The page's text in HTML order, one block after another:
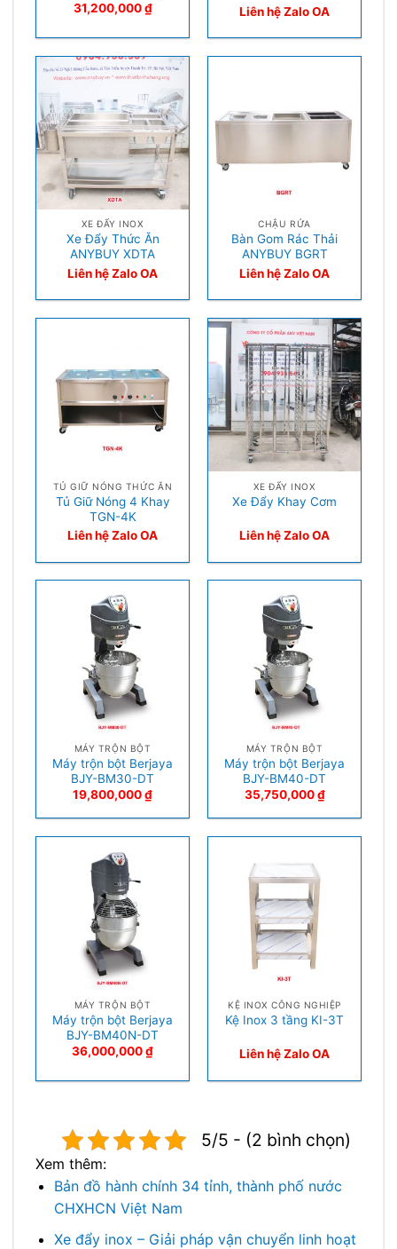
31,200,000₫ Liên hệ Zalo OA
XE ĐẨY INOX
Xe Đẩy Thức Ăn
ANYBUY XDTA
Liên hệ Zalo OA
CHẬU RỬA
Bàn Gom Rác Thải
ANYBUY BGRT
Liên hệ Zalo OA
TỦ GIỮ NÓNG THỨC ĂN
Tủ Giữ Nóng 4 Khay
TGN-4K
Liên hệ Zalo OA
XE ĐẨY INOX
Xe Đẩy Khay Cơm
Liên hệ Zalo OA
MÁY TRỘN BỘT
Máy trộn bột Berjaya
BJY-BM30-DT
19,800,000₫
MÁY TRỘN BỘT
Máy trộn bột Berjaya
BJY-BM40-DT
35,750,000₫
MÁY TRỘN BỘT
Máy trộn bột Berjaya
BJY-BM40N-DT
36,000,000₫
KỆ INOX CÔNG NGHIỆP
Kệ Inox 3 tầng KI-3T
Liên hệ Zalo OA
5/5 - (2 bình chọn)
Xem thêm:
Bản đồ hành chính 34 tỉnh, thành phố nước
CHXHCN Việt Nam
Xe đẩy inox – Giải pháp vận chuyển linh hoạt